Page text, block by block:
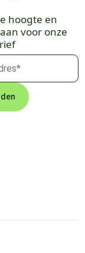
hoogte en
voor onze